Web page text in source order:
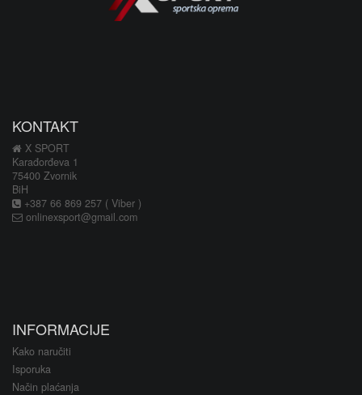
KONTAKT
X SPORT
Karađorđeva 1
75400 Zvornik
BiH
+387 66 869 257 ( Viber )
onlinexsport@gmail.com
INFORMACIJE
Kako naručiti
Isporuka
Način plaćanja